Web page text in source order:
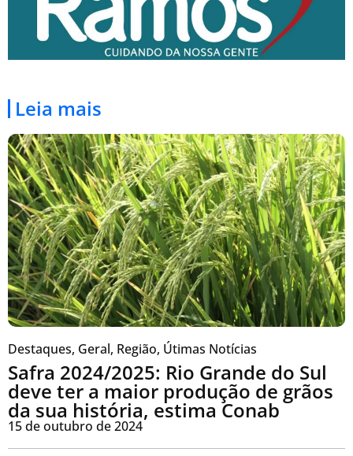
Leia mais
Destaques, Geral, Região, Útimas Notícias
Safra 2024/2025: Rio Grande do Sul
deve ter a maior produção de grãos
da sua história, estima Conab
15 de outubro de 2024